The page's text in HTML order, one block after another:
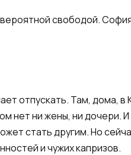
свободой.
отпускать. Там, дома,
нет ни жены, ни дочери. И
стать другим. Но
и чужих капризов.